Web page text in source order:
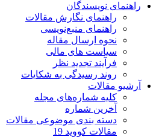
راهنمای نویسندگان
راهنمای نگارش مقالات
راهنمای منبع‌نویسی
نحوه ارسال مقاله
سیاست های مالی
فرآیند تجدید نظر
روند رسیدگی به شکایات
آرشیو مقالات
کلیه شماره‌های مجله
آخرین شماره
دسته بندی موضوعی مقالات
مقالات کووید 19